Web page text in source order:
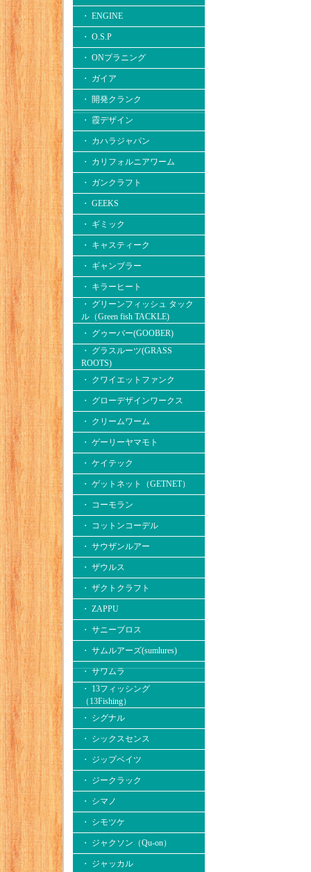
・ ENGINE
・ O.S.P
・ ONプラニング
・ ガイア
・ 開発クランク
・ 霞デザイン
・ カハラジャパン
・ カリフォルニアワーム
・ ガンクラフト
・ GEEKS
・ ギミック
・ キャスティーク
・ ギャンブラー
・ キラーヒート
・ グリーンフィッシュ タック
ル（Green fish TACKLE)
・ グゥーバー(GOOBER)
・ グラスルーツ(GRASS
ROOTS)
・ クワイエットファンク
・ グローデザインワークス
・ クリームワーム
・ ゲーリーヤマモト
・ ケイテック
・ ゲットネット（GETNET）
・ コーモラン
・ コットンコーデル
・ サウザンルアー
・ ザウルス
・ ザクトクラフト
・ ZAPPU
・ サニーブロス
・ サムルアーズ(sumlures)
・ サワムラ
・ 13フィッシング
（13Fishing）
・ シグナル
・ シックスセンス
・ ジップベイツ
・ ジークラック
・ シマノ
・ シモツケ
・ ジャクソン（Qu-on）
・ ジャッカル